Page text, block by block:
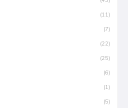
(11)
(7)
(22)
(25)
(6)
(1)
(5)